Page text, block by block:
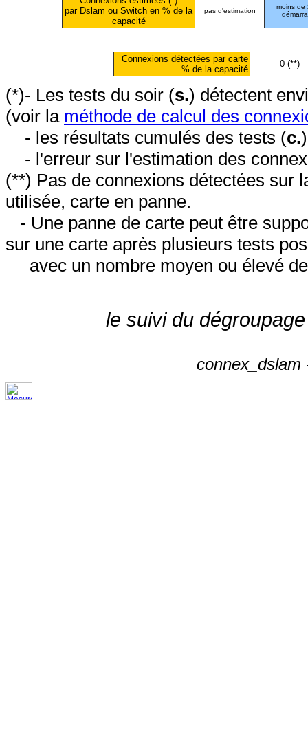
par Dslam ou Switch en % de la
capacité
pas d'estimation
moins de
Connexions détectées par carte
% de la capacité
0 (**)
(*)- Les tests du soir (s.) détectent
(voir la méthode de calcul des
- les résultats cumulés des tests (c.
- l'erreur sur l'estimation des
(**) Pas de connexions détectées sur
utilisée, carte en panne.
- Une panne de carte peut être
sur une carte après plusieurs tests
avec un nombre moyen ou élevé
le suivi du
connex_dslam